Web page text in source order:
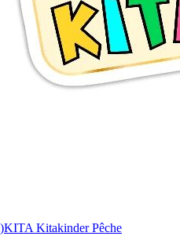
KITA Kitakinder Pêche